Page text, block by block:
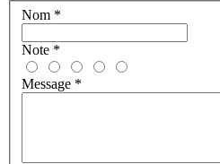
Nom *
Note *
Message *